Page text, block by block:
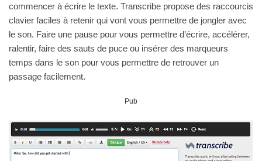
commencer à écrire le texte. Transcribe propose des raccourcis
clavier faciles à retenir qui vont vous permettre de jongler avec
le son. Faire une pause pour vous permettre d’écrire, accélérer,
ralentir, faire des sauts de puce ou insérer des marqueurs
temps dans le son pour vous permettre de retrouver un
passage facilement.
Pub